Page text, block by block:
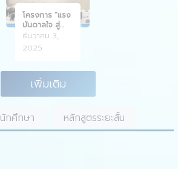
โครงการ “แรง
บันดาลใจ สู่
ความสำเร็จ:
เส้นทางสู่
ตำแหน่งทาง
ธันวาคม 3,
2025
เพิ่มเติม
นักศึกษา หลักสูตรระยะสั้น